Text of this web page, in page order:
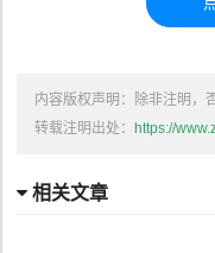
或生命力已逐渐消
光的流逝 。
已无擎雨盖：这里
在上面，像是为雨
内容版权声明：除非注明，
转载注明出处： https://
相关文章